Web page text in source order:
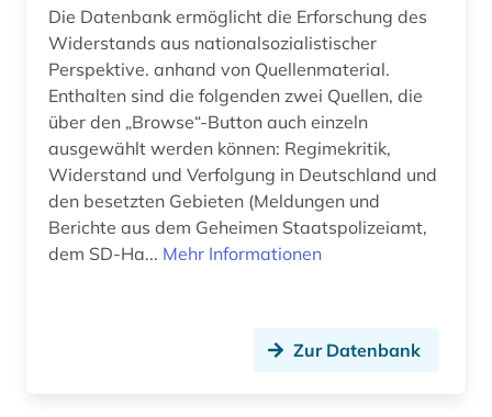
deutscher orden (1)
deutsches reich (1)
deutsches sprachgebiet (10)
deutsches volksliedarchiv (1)
deutschland (29)
deutschsprachiger raum (1)
Ostasien (2)
Osteuropa (6)
Ostmitteleuropa (2)
Palaestina (1)
Polen (16)
Portugal (3)
Die Datenbank ermöglicht die Erforschung des
Widerstands aus nationalsozialistischer
Perspektive. anhand von Quellenmaterial.
Enthalten sind die folgenden zwei Quellen, die
über den „Browse“-Button auch einzeln
ausgewählt werden können: Regimekritik,
Widerstand und Verfolgung in Deutschland und
den besetzten Gebieten (Meldungen und
Berichte aus dem Geheimen Staatspolizeiamt,
dem SD-Ha... Mehr Informationen
Zur Datenbank